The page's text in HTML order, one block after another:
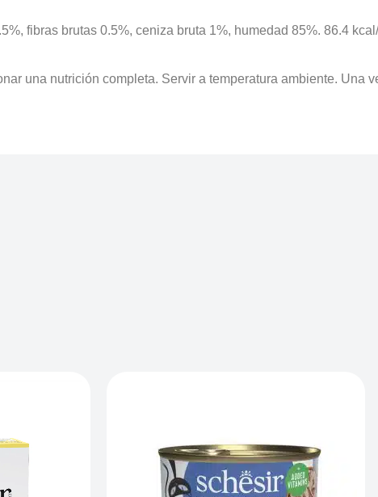
fibras brutas 0.5%, ceniza bruta 1%, humedad 85%. 86.4
una nutrición completa. Servir a temperatura ambiente. Una